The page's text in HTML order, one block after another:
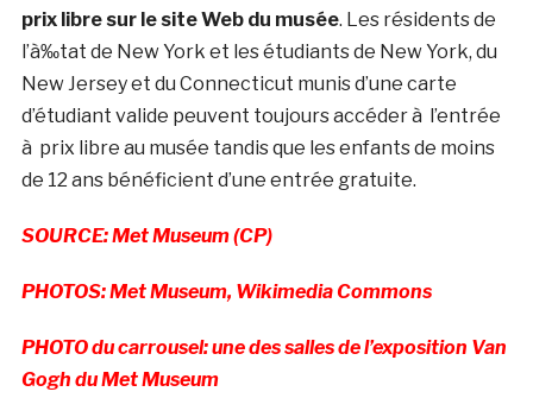
prix libre sur le site Web du musée. Les résidents de
l’à‰tat de New York et les étudiants de New York, du
New Jersey et du Connecticut munis d’une carte
d’étudiant valide peuvent toujours accéder à l’entrée
à prix libre au musée tandis que les enfants de moins
de 12 ans bénéficient d’une entrée gratuite.
SOURCE: Met Museum (CP)
PHOTOS: Met Museum, Wikimedia Commons
PHOTO du carrousel: une des salles de l’exposition Van
Gogh du Met Museum